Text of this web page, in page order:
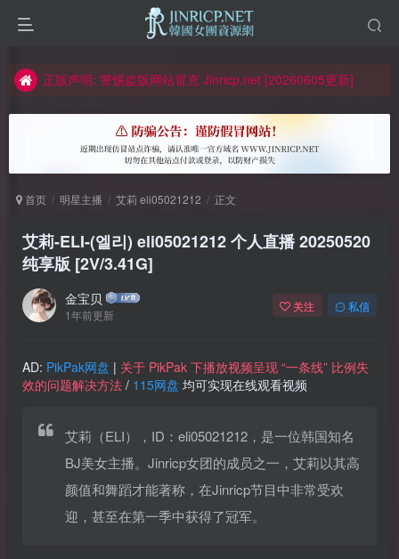
如何获得 Jinricp.net 网站邀请码
因粉丝房被举报给主播糟下架,我们提高了粉丝房购买门槛
所有ED2K链接仅支持115网盘/PikPak网盘，其它网盘均不支持
关于 PikPak 下播放视频呈现 “一条线” 的问题报告
如何获得 Jinricp.net 网站邀请码
正版声明: 警惕盗版网站冒充 Jinricp.net [20260605更新]
首页 明星主播 艾莉 eli05021212 正文
艾莉-ELI-(엘리) eli05021212 个人直播 20250520
纯享版 [2V/3.41G]
金宝贝
1年前更新
关注 私信
AD: PikPak网盘 | 关于 PikPak 下播放视频呈现 “一条线” 比例失
效的问题解决方法 / 115网盘 均可实现在线观看视频
艾莉（ELI），ID：eli05021212，是一位韩国知名
BJ美女主播。Jinricp女团的成员之一，艾莉以其高
颜值和舞蹈才能著称，在Jinricp节目中非常受欢
迎，甚至在第一季中获得了冠军。